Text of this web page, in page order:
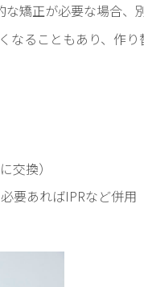
矯正が必要な場合、
ることもあり、作
交換）
要あればIPRなど併用